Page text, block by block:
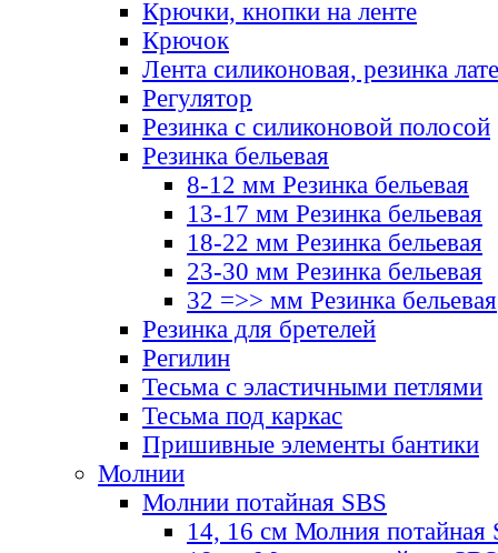
Крючки, кнопки на ленте
Крючок
Лента силиконовая, резинка
Регулятор
Резинка с силиконовой полосой
Резинка бельевая
8-12 мм Резинка бельевая
13-17 мм Резинка бельевая
18-22 мм Резинка бельевая
23-30 мм Резинка бельевая
32 =>> мм Резинка бельевая
Резинка для бретелей
Регилин
Тесьма с эластичными петлями
Тесьма под каркас
Пришивные элементы бантики
Молнии
Молнии потайная SBS
14, 16 см Молния потайная